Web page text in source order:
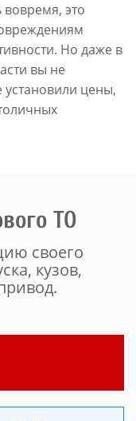
вовремя, это
Но даже в
вы не
установили цены,
ТО
своего
кузов,